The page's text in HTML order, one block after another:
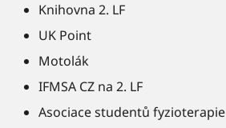
Knihovna 2. LF
UK Point
Motolák
IFMSA CZ na 2. LF
Asociace studentů fyzioterapie